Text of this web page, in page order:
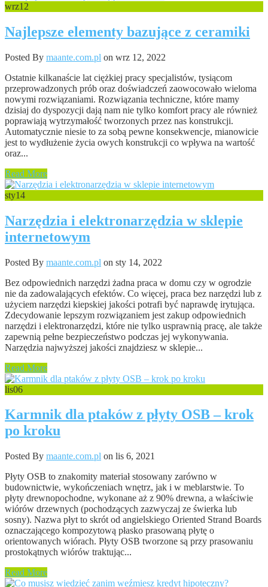
wrz12
Najlepsze elementy bazujące z ceramiki
Posted By maante.com.pl on wrz 12, 2022
Ostatnie kilkanaście lat ciężkiej pracy specjalistów, tysiącom
przeprowadzonych prób oraz doświadczeń zaowocowało wieloma
nowymi rozwiązaniami. Rozwiązania techniczne, które mamy
dzisiaj do dyspozycji dają nam nie tylko komfort pracy ale również
poprawiają wytrzymałość tworzonych przez nas konstrukcji.
Automatycznie niesie to za sobą pewne konsekwencje, mianowicie
jest to wydłużenie życia owych konstrukcji co wpływa na wartość
oraz...
Read More
sty14
Narzędzia i elektronarzędzia w sklepie
internetowym
Posted By maante.com.pl on sty 14, 2022
Bez odpowiednich narzędzi żadna praca w domu czy w ogrodzie
nie da zadowalających efektów. Co więcej, praca bez narzędzi lub z
użyciem narzędzi kiepskiej jakości potrafi być naprawdę irytująca.
Zdecydowanie lepszym rozwiązaniem jest zakup odpowiednich
narzędzi i elektronarzędzi, które nie tylko usprawnią pracę, ale także
zapewnią pełne bezpieczeństwo podczas jej wykonywania.
Narzędzia najwyższej jakości znajdziesz w sklepie...
Read More
lis06
Karmnik dla ptaków z płyty OSB – krok
po kroku
Posted By maante.com.pl on lis 6, 2021
Płyty OSB to znakomity materiał stosowany zarówno w
budownictwie, wykończeniach wnętrz, jak i w meblarstwie. To
płyty drewnopochodne, wykonane aż z 90% drewna, a właściwie
wiórów drzewnych (pochodzących zazwyczaj ze świerka lub
sosny). Nazwa płyt to skrót od angielskiego Oriented Strand Boards
oznaczającego kompozytową płasko prasowaną płytę o
orientowanych wiórach. Płyty OSB tworzone są przy prasowaniu
prostokątnych wiórów traktując...
Read More